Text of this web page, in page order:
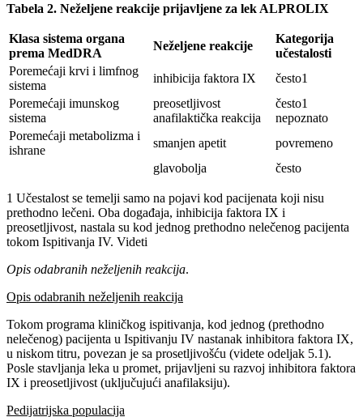
Tabela 2. Neželjene reakcije prijavljene za lek ALPROLIX
Klasa sistema organa
prema MedDRA
Neželjene reakcije
Kategorija
učestalosti
Poremećaji krvi i limfnog
sistema
inhibicija faktora IX
često1
Poremećaji imunskog
sistema
preosetljivost
anafilaktička reakcija
često1
nepoznato
Poremećaji metabolizma i
ishrane
smanjen apetit
povremeno
glavobolja
često
1 Učestalost se temelji samo na pojavi kod pacijenata koji nisu
prethodno lečeni. Oba događaja, inhibicija faktora IX i
preosetljivost, nastala su kod jednog prethodno nelečenog pacijenta
tokom Ispitivanja IV. Videti
Opis odabranih neželjenih reakcija.
Opis odabranih neželjenih reakcija
Tokom programa kliničkog ispitivanja, kod jednog (prethodno
nelečenog) pacijenta u Ispitivanju IV nastanak inhibitora faktora IX,
u niskom titru, povezan je sa prosetljivošću (videte odeljak 5.1).
Posle stavljanja leka u promet, prijavljeni su razvoj inhibitora faktora
IX i preosetljivost (uključujući anafilaksiju).
Pedijatrijska populacija